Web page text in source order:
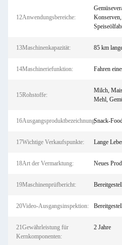
12Anwendungsbereiche:
13Maschinenkapazität: 85 km
14Maschineriefunktion: Fahren
15Rohstoffe:
Milch,
Mehl,
16Ausgangsproduktbezeichnung:Snack-
17Wichtige Verkaufspunkte: Lange
18Art der Vermarktung: Neues
19Maschinenprüfbericht:
20Video-Ausgangsinspektion:
21Gewährleistung für
Kernkomponenten:
2 Jahre